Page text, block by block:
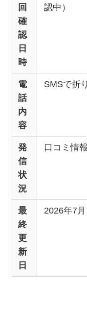
回
確
認
日
時
認中）
電
話
内
容
SMSで折
発
信
状
況
口コミ情
最
終
更
新
日
2026年7月